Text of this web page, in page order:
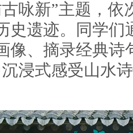
咏新”主题，
史遗迹。同学们
像、摘录经典诗
浸式感受山水